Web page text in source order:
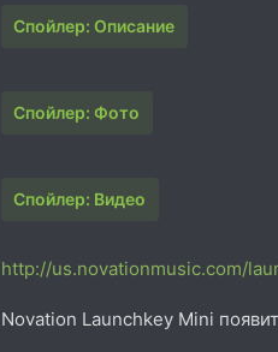
Спойлер: Описание
Спойлер: Фото
Спойлер: Видео
http://us.novationmusic.com/
Novation Launchkey Mini